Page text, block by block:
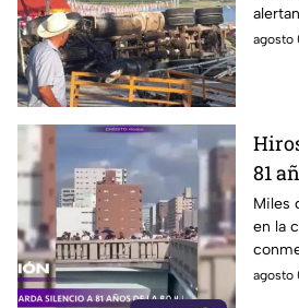
de
agosto
81
de
Miles
en la
agosto